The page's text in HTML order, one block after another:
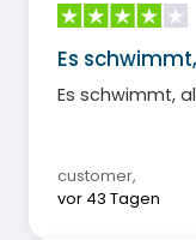
Es
Es schwimmt,
customer,
vor 43 Tagen